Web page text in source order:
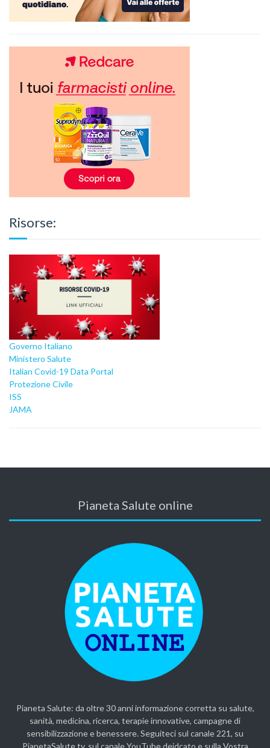
Risorse:
Governo Italiano
Ministero Salute
Italian Covid-19 Data Portal
Protezione Civile
ISS
JAMA
Pianeta Salute online
Pianeta Salute: da oltre 30 anni informazione corretta su salute,
sanità, medicina, ricerca, terapie innovative, campagne di
sensibilizzazione e benessere. Seguiteci sul canale 221, su
PianetaSalute.tv, sul canale YouTube deidcato e sulla Vostra